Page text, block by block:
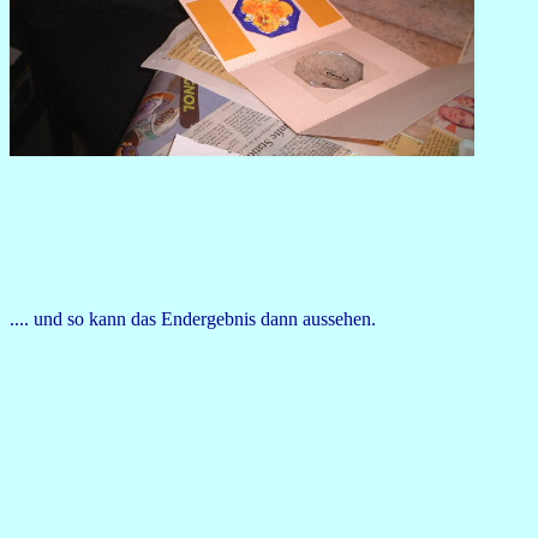
.... und so kann das Endergebnis dann aussehen.